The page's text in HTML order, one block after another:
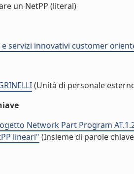
un NetPP (literal)
servizi innovativi customer
(Unità di personale
Network Part Program
lineari" (Insieme di parole